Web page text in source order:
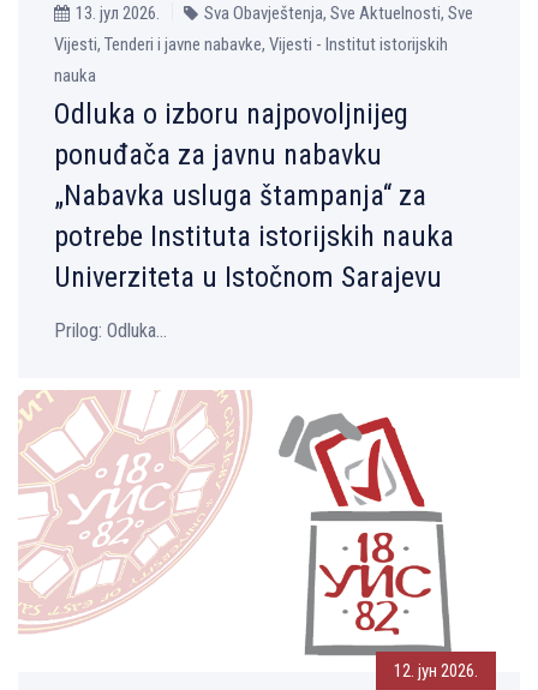
13. јул 2026.
Sva Obavještenja, Sve Aktuelnosti, Sve
Vijesti, Tenderi i javne nabavke, Vijesti - Institut istorijskih
nauka
Odluka o izboru najpovoljnijeg
ponuđača za javnu nabavku
„Nabavka usluga štampanja“ za
potrebe Instituta istorijskih nauka
Univerziteta u Istočnom Sarajevu
Prilog: Odluka...
12. јун 2026.